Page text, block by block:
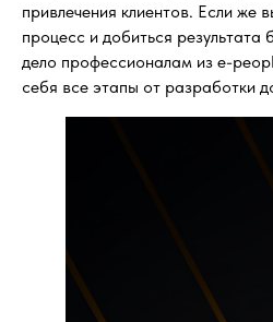
привлечения клиентов. Если же
процесс и добиться результата
дело профессионалам из e-
себя все этапы от разработки